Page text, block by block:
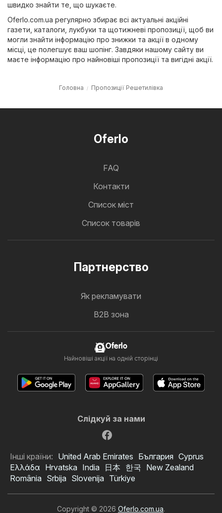
швидко знайти те, що шукаєте.
Oferlo.com.ua регулярно збирає всі актуальні акційні
газети, каталоги, лукбуки та щотижневі пропозиції, щоб ви
могли знайти інформацію про знижки та акції в одному
місці, це полегшує ваш шопінг. Завдяки нашому сайту ви
маєте інформацію про найновіші пропозиції та вигідні акції.
Головна Пропозиції Решетилівка
Oferlo
FAQ
Контакти
Cписок міст
Список товарів
Партнерство
Як рекламувати
B2B зона
Oferlo
Найновіші акції на одній сторінці
Слідкуй за нами
Інші країни: United Arab Emirates България Cyprus
Ελλάδα Hrvatska India 日本 한국 New Zealand
România Srbija Slovenija Türkiye
Copyright © 2026 Oferlo.com.ua.